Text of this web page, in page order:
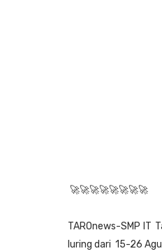
🚀🚀🚀🚀🚀🚀🚀🚀
TAROnews-SMP IT
luring dari 15-26